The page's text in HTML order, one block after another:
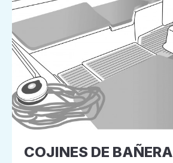
COJINES DE BAÑERA